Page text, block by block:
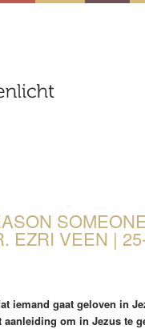
EZRI VEEN |
iemand gaat geloven in
aanleiding om in Jezus te